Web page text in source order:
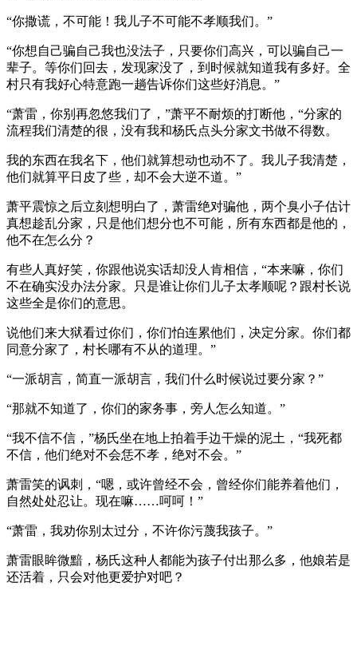
“你撒谎，不可能！我儿子不可能不孝顺我们。”
“你想自己骗自己我也没法子，只要你们高兴，可以骗自己一
辈子。等你们回去，发现家没了，到时候就知道我有多好。全
村只有我好心特意跑一趟告诉你们这些好消息。”
“萧雷，你别再忽悠我们了，”萧平不耐烦的打断他，“分家的
流程我们清楚的很，没有我和杨氏点头分家文书做不得数。
我的东西在我名下，他们就算想动也动不了。我儿子我清楚，
他们就算平日皮了些，却不会大逆不道。”
萧平震惊之后立刻想明白了，萧雷绝对骗他，两个臭小子估计
真想趁乱分家，只是他们想分也不可能，所有东西都是他的，
他不在怎么分？
有些人真好笑，你跟他说实话却没人肯相信，“本来嘛，你们
不在确实没办法分家。只是谁让你们儿子太孝顺呢？跟村长说
这些全是你们的意思。
说他们来大狱看过你们，你们怕连累他们，决定分家。你们都
同意分家了，村长哪有不从的道理。”
“一派胡言，简直一派胡言，我们什么时候说过要分家？”
“那就不知道了，你们的家务事，旁人怎么知道。”
“我不信不信，”杨氏坐在地上拍着手边干燥的泥土，“我死都
不信，他们绝对不会恁不孝，绝对不会。”
萧雷笑的讽刺，“嗯，或许曾经不会，曾经你们能养着他们，
自然处处忍让。现在嘛……呵呵！”
“萧雷，我劝你别太过分，不许你污蔑我孩子。”
萧雷眼眸微黯，杨氏这种人都能为孩子付出那么多，他娘若是
还活着，只会对他更爱护对吧？